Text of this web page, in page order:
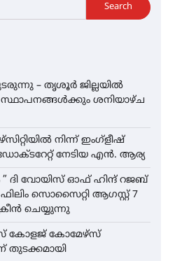
Search
– തൃശൂർ ജില്ലയിൽ
സ്ഥാപനങ്ങൾക്കും ശനിയാഴ്ച
നിന്ന് ഇംഗ്ളീഷ്
നേടിയ എൻ. ആര്യ
” ദി വോയിസ് ഓഫ് ഹിന്ദ് റജബ്
സൊസൈറ്റി ആഗസ്റ്റ് 7
ചെയ്യുന്നു
കോളജ് കോമേഴ്‌സ്